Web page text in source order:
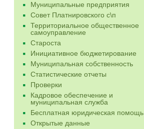
Муниципальные предприятия
Совет Платнировского с\п
Территориальное общественное
самоуправление
Староста
Инициативное бюджетирование
Муниципальная собственность
Статистические отчеты
Проверки
Кадровое обеспечение и
муниципальная служба
Бесплатная юридическая помощь
Открытые данные